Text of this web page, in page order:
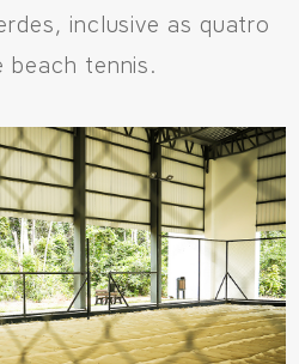
inclusive as quatro
beach tennis.